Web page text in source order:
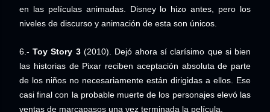
en las películas animadas. Disney lo hizo antes, pero los
niveles de discurso y animación de esta son únicos.
6.-Toy Story 3 (2010). Dejó ahora sí clarísimo que si bien
las historias de Pixar reciben aceptación absoluta de parte
de los niños no necesariamente están dirigidas a ellos. Ese
casi final con la probable muerte de los personajes elevó las
ventas de marcapasos una vez terminada la película.